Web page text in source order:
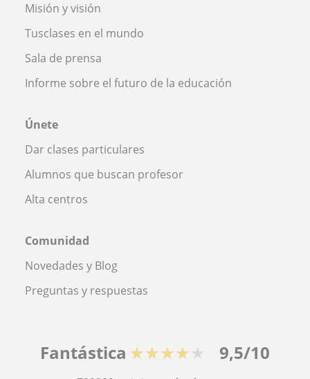
Misión y visión
Tusclases en el mundo
Sala de prensa
Informe sobre el futuro de la educación
Únete
Dar clases particulares
Alumnos que buscan profesor
Alta centros
Comunidad
Novedades y Blog
Preguntas y respuestas
Fantástica ★★★★★ 9,5/10